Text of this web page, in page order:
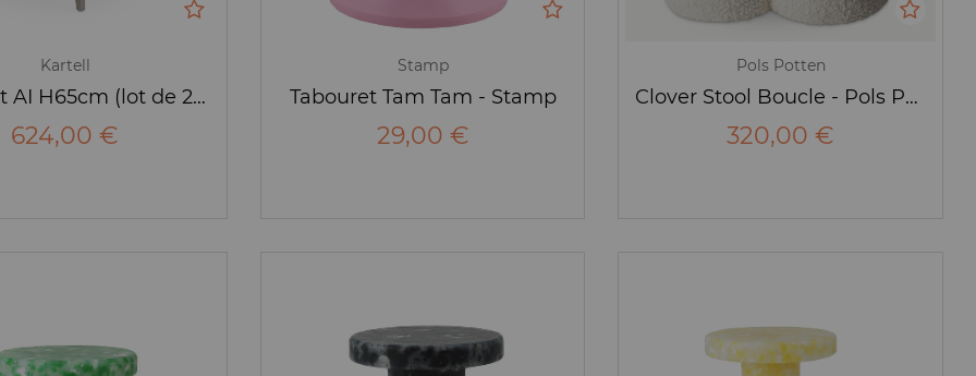
Kartell
Tabouret AI H65cm (lot de 2) - Kartell
624,00 €
Stamp
Tabouret Tam Tam - Stamp
29,00 €
Pols Potten
Clover Stool Boucle - Pols Potten
320,00 €